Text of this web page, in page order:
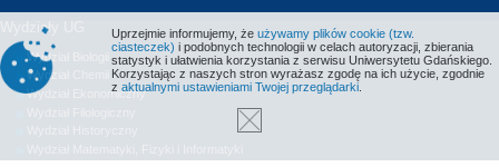
Wydziały UG
Wydział Biologii
Wydział Chemii
Wydział Ekonomiczny
Uprzejmie informujemy, że używamy plików cookie (tzw.
ciasteczek) i podobnych technologii w celach autoryzacji, zbierania
statystyk i ułatwienia korzystania z serwisu Uniwersytetu Gdańskiego.
Korzystając z naszych stron wyrażasz zgodę na ich użycie, zgodnie
z aktualnymi ustawieniami Twojej przeglądarki